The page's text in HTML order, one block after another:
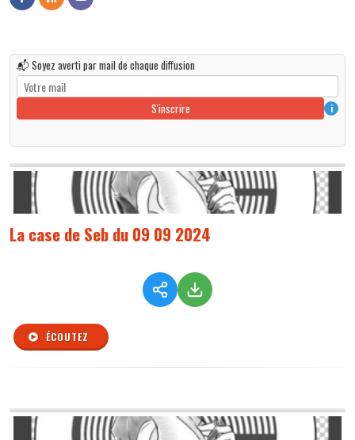
📬 Soyez averti par mail de chaque diffusion
S'inscrire i
La case de Seb du 09 09 2024
ÉCOUTEZ